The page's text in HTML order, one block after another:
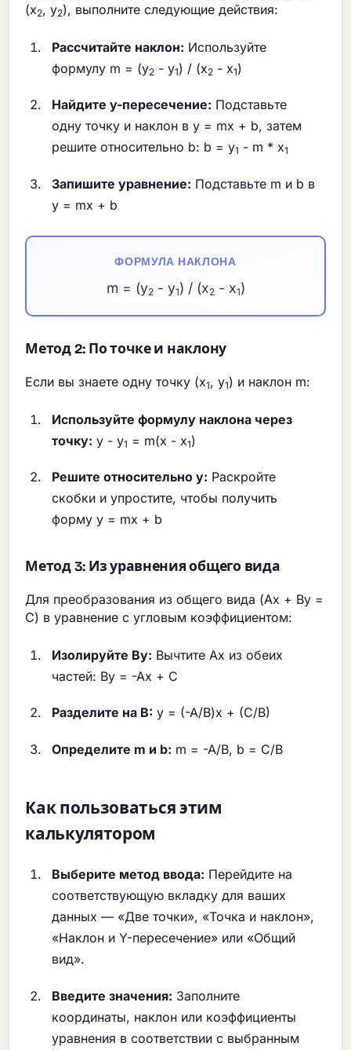
(x2, y2), выполните следующие действия:
Рассчитайте наклон: Используйте
формулу m = (y2 - y1) / (x2 - x1)
Найдите y-пересечение: Подставьте
одну точку и наклон в y = mx + b, затем
решите относительно b: b = y1 - m * x1
Запишите уравнение: Подставьте m и b в
y = mx + b
ФОРМУЛА НАКЛОНА
m = (y2- y1) / (x2- x1)
Метод 2: По точке и наклону
Если вы знаете одну точку (x1, y1) и наклон m:
Используйте формулу наклона через
точку: y - y1 = m(x - x1)
Решите относительно y: Раскройте
скобки и упростите, чтобы получить
форму y = mx + b
Метод 3: Из уравнения общего вида
Для преобразования из общего вида (Ax + By =
C) в уравнение с угловым коэффициентом:
Изолируйте By: Вычтите Ax из обеих
частей: By = -Ax + C
Разделите на B: y = (-A/B)x + (C/B)
Определите m и b: m = -A/B, b = C/B
Как пользоваться этим
калькулятором
Выберите метод ввода: Перейдите на
соответствующую вкладку для ваших
данных — «Две точки», «Точка и наклон»,
«Наклон и Y-пересечение» или «Общий
вид».
Введите значения: Заполните
координаты, наклон или коэффициенты
уравнения в соответствии с выбранным